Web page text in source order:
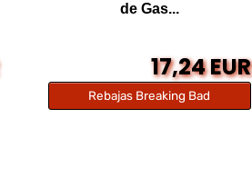
de Gas...
17,24 EUR
Rebajas Breaking Bad